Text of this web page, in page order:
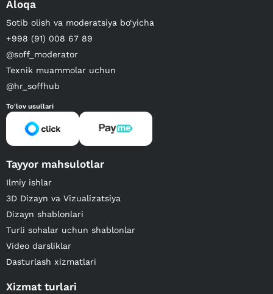
Aloqa
Sotib olish va moderatsiya bo‘yicha
+998 (91) 008 67 89
@soff_moderator
Texnik muammolar uchun
@hr_soffhub
To'lov usullari
Tayyor mahsulotlar
Ilmiy ishlar
3D Dizayn va Vizualizatsiya
Dizayn shablonlari
Turli sohalar uchun shablonlar
Video darsliklar
Dasturlash xizmatlari
Xizmat turlari